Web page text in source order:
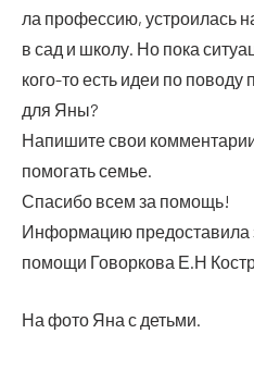
ла про­фес­сию, устро­и­лась
в сад и шко­лу. Но пока
кого-то есть идеи по пово­ду
для Яны?
Напи­ши­те свои
помо­гать семье.
Спа­си­бо всем за помощь!
Инфор­ма­цию предо­ста­ви­ла
помо­щи Говор­ко­ва Е.Н
На фото Яна с детьми.